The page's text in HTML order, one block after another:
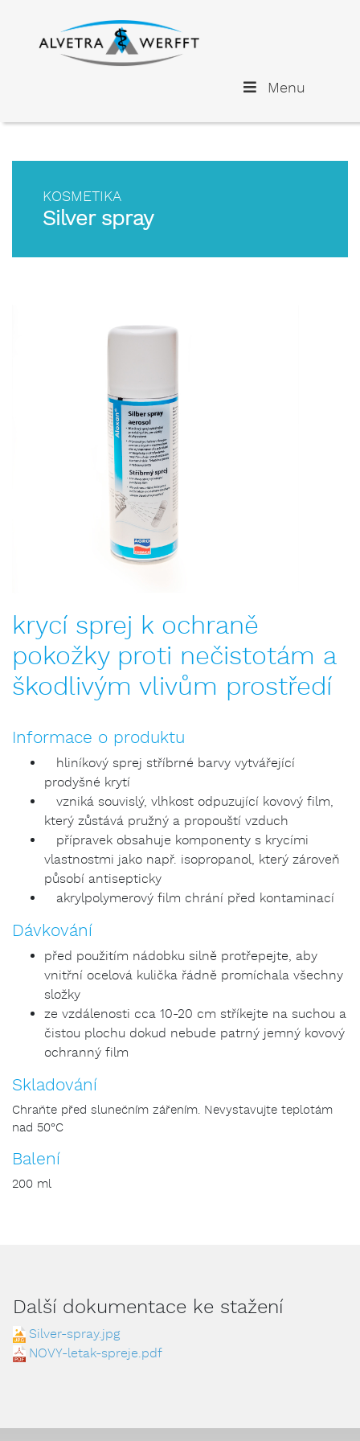
Menu
KOSMETIKA
Silver spray
krycí sprej k ochraně
pokožky proti nečistotám a
škodlivým vlivům prostředí
Informace o produktu
hliníkový sprej stříbrné barvy vytvářející
prodyšné krytí
vzniká souvislý, vlhkost odpuzující kovový film,
který zůstává pružný a propouští vzduch
přípravek obsahuje komponenty s krycími
vlastnostmi jako např. isopropanol, který zároveň
působí antisepticky
akrylpolymerový film chrání před kontaminací
Dávkování
před použitím nádobku silně protřepejte, aby
vnitřní ocelová kulička řádně promíchala všechny
složky
ze vzdálenosti cca 10-20 cm stříkejte na suchou a
čistou plochu dokud nebude patrný jemný kovový
ochranný film
Skladování
Chraňte před slunečním zářením. Nevystavujte teplotám
nad 50°C
Balení
200 ml
Další dokumentace ke stažení
Silver-spray.jpg
NOVY-letak-spreje.pdf